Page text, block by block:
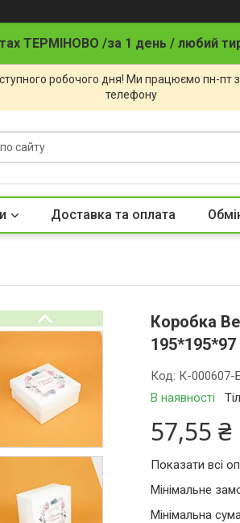
ТЕРМІНОВО /за 1 день / любий
робочого дня! Ми працюємо пн-пт
телефону
Доставка та оплата
Коробка
В наявності
Код: К-000607-
57,55 ₴
Мінімальне
Показати всі
Мінімальна